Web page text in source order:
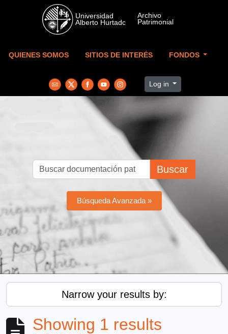
Skip to main content
QUIENES SOMOS SITIOS DE INTERÉS FONDOS
Log in
Buscar
Búsqueda Avanzada »
Narrow your results by:
Showing 1 results